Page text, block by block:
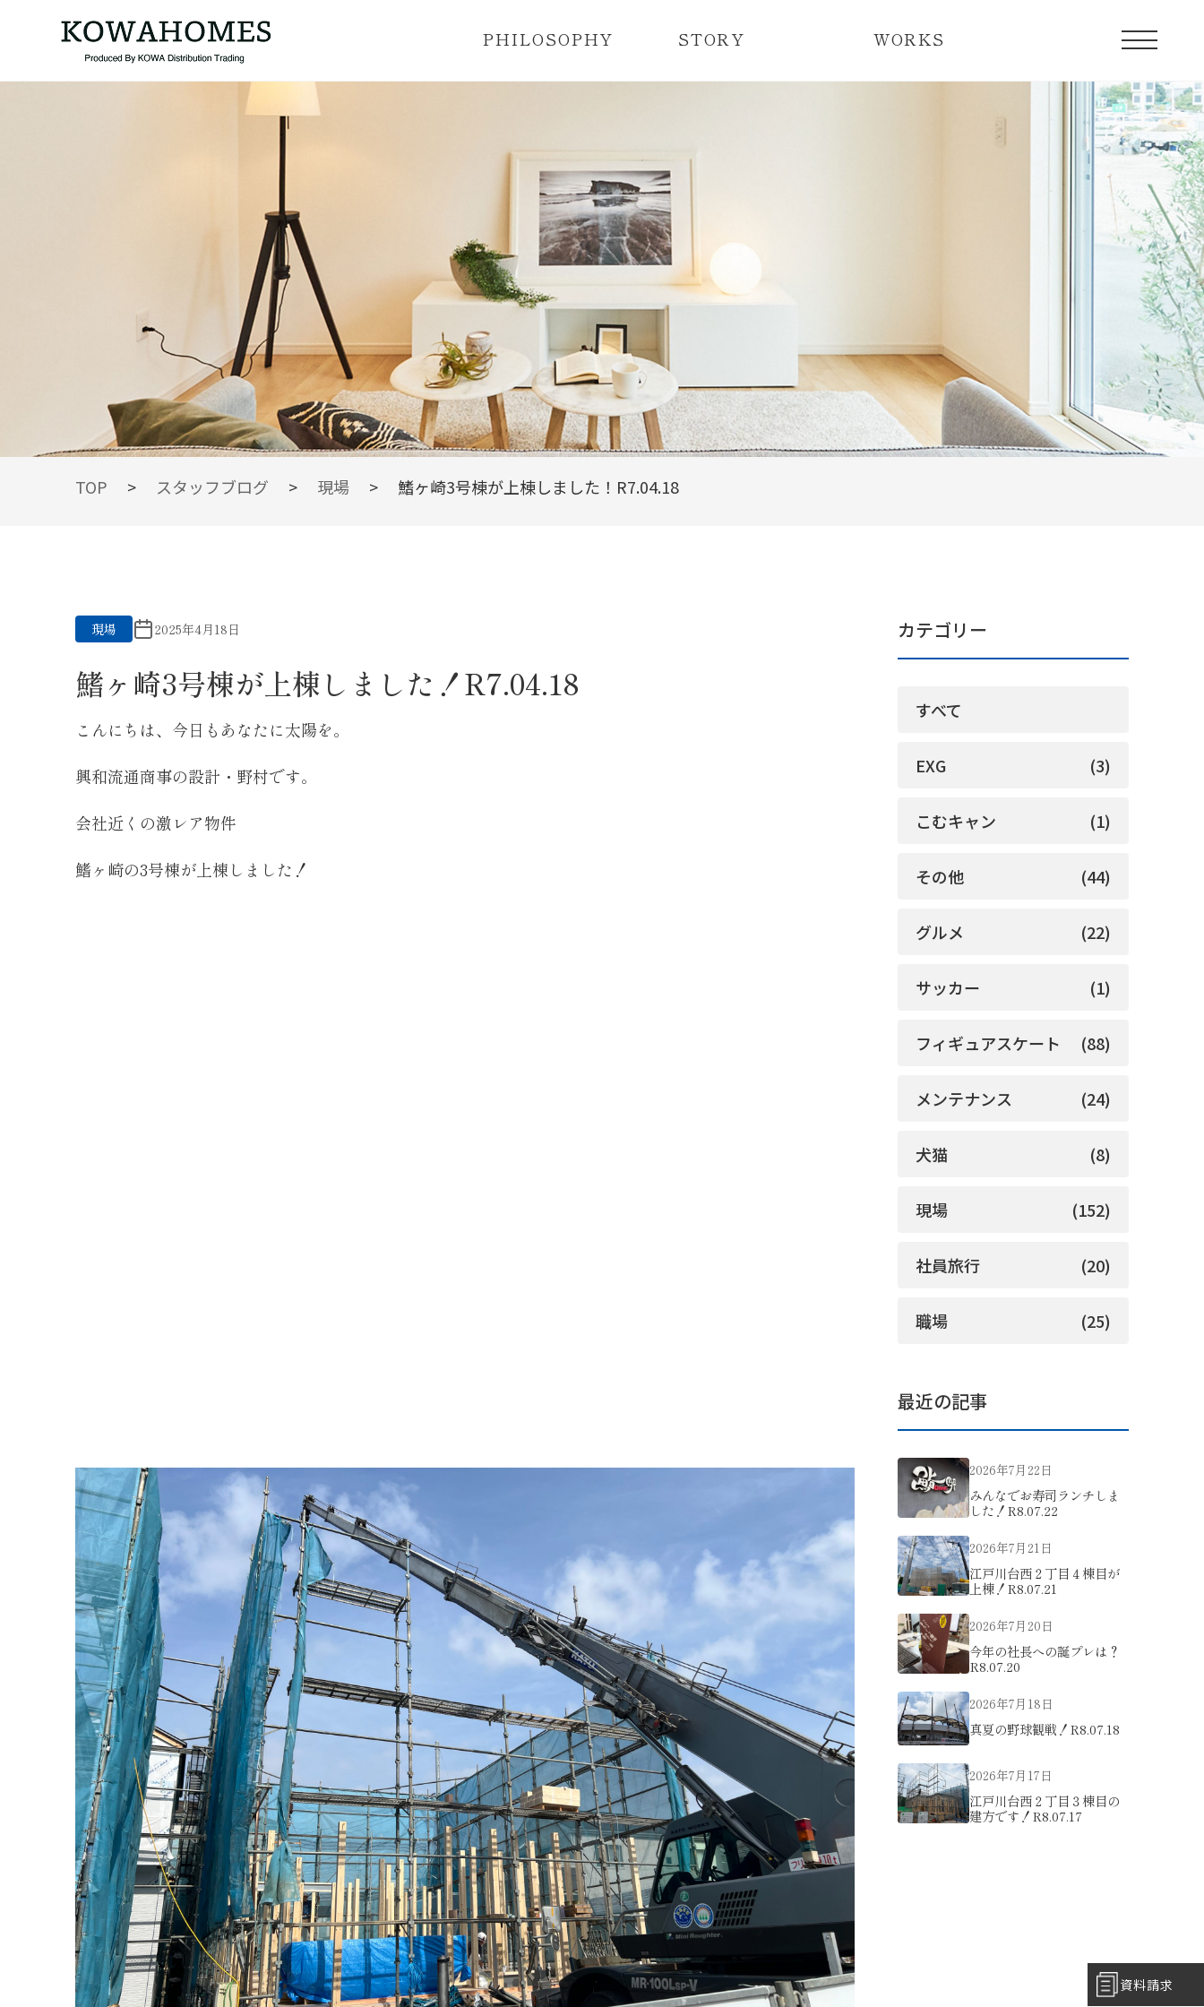
PHILOSOPHY STORY WORKS
現在販売中のレディメイド住宅
BLOG
TOP > スタッフブログ > 現場 > 鰭ヶ崎3号棟が上棟しました！R7.04.18
現場 2025年4月18日
鰭ヶ崎3号棟が上棟しました！R7.04.18
こんにちは、今日もあなたに太陽を。
興和流通商事の設計・野村です。
会社近くの激レア物件
鰭ヶ崎の3号棟が上棟しました！
カテゴリー
すべて
EXG (3)
こむキャン (1)
その他 (44)
グルメ (22)
サッカー (1)
フィギュアスケート (88)
メンテナンス (24)
犬猫 (8)
現場 (152)
社員旅行 (20)
職場 (25)
最近の記事
2026年7月22日
みんなでお寿司ランチしま
した！R8.07.22
2026年7月21日
江戸川台西２丁目４棟目が
上棟！R8.07.21
2026年7月20日
今年の社長への誕プレは？
R8.07.20
2026年7月18日
真夏の野球観戦！R8.07.18
2026年7月17日
江戸川台西２丁目３棟目の
建方です！R8.07.17
資料請求